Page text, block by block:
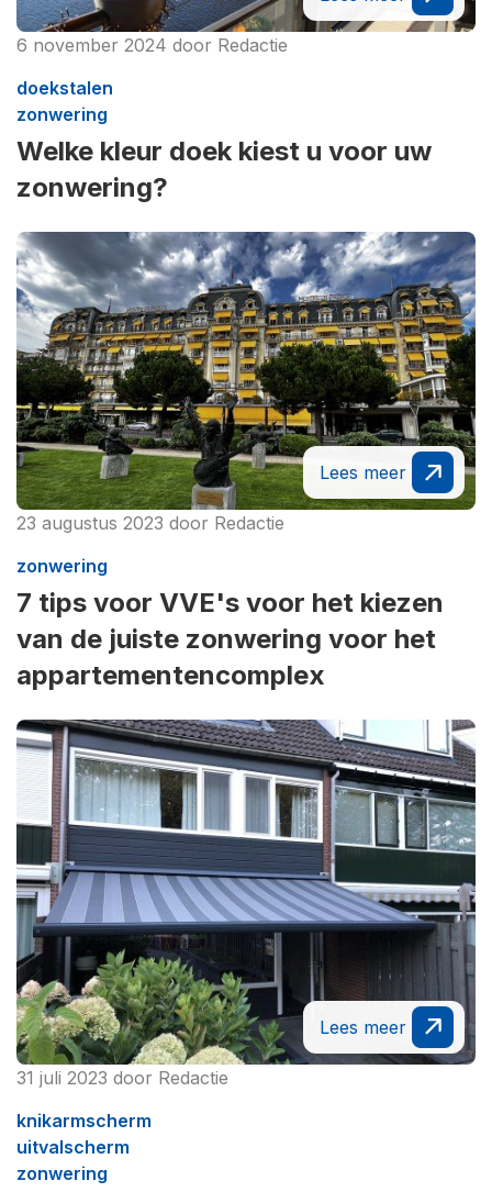
6 november 2024 door Redactie
doekstalen
zonwering
Welke kleur doek kiest u voor uw
zonwering?
Lees meer
23 augustus 2023 door Redactie
zonwering
7 tips voor VVE's voor het kiezen
van de juiste zonwering voor het
appartementencomplex
Lees meer
31 juli 2023 door Redactie
knikarmscherm
uitvalscherm
zonwering